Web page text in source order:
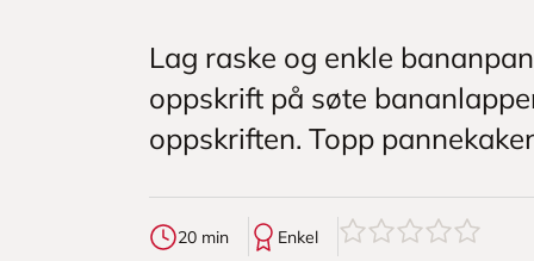
Lag raske og enkle
oppskrift på søte
oppskriften. Topp
20 min Enkel 0av5stjerner